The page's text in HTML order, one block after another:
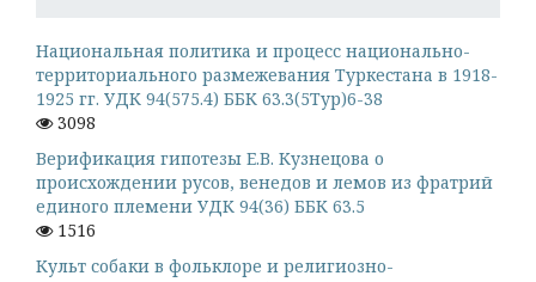
Национальная политика и процесс национально-
территориального размежевания Туркестана в 1918-
1925 гг. УДК 94(575.4) ББК 63.3(5Тур)6-38
3098
Верификация гипотезы Е.В. Кузнецова о
происхождении русов, венедов и лемов из фратрий
единого племени УДК 94(36) ББК 63.5
1516
Культ собаки в фольклоре и религиозно-